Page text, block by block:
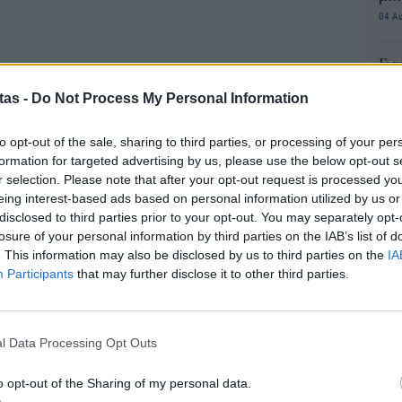
- Do Not Process My Personal Information
opt-out of the sale, sharing to third parties, or processing of your
for targeted advertising by us, please use the below opt-out
selection. Please note that after your opt-out request is processed
interest-based ads based on personal information utilized by us
to third parties prior to your opt-out. You may separately
of your personal information by third parties on the IAB’s list of
This information may also be disclosed by us to third parties on the
Participants that may further disclose it to other third parties.
Data Processing Opt Outs
opt-out of the Sharing of my personal data.
Ειδήσεων (ΑΠΕ-ΜΠΕ) συζήτησε για τη
την απασχόληση στον κλάδο και την
βιομηχανίαςμε την Ασπασία Πάστρα,
University, με έδρα το Μάλμε της
της στο 9ο Οικονομικό Φόρουμ των Δελφών
είναι προγραμματισμένο να πραγματοποιηθεί
πιθανώς τα πλοία το 2050 απαντά:
για να βρεθεί το καύσιμο που θα
εύκολο, γιατί η βέλτιστη λύση δεν σχετίζεται
04
e-
04